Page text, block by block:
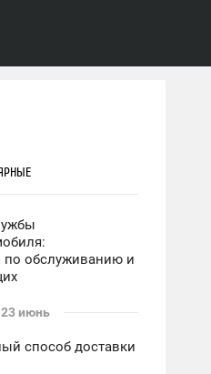
по обслуживанию и
июнь
способ доставки